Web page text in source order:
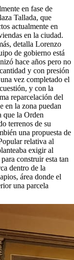
en fase de
Tallada, que
actualmente en
en la ciudad.
detalla Lorenzo
de gobierno está
hace años pero no
y con presión
vez completado el
y con la
reparcelación del
en la zona puedan
que la Orden
terrenos de su
una propuesta de
relativa al
exigir al
construir esta tan
dentro de la
área donde el
una parcela